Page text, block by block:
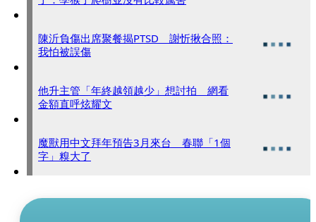
陳沂負傷出席聚餐揭PTSD 謝忻揪合照：
我怕被誤傷
他升主管「年終越領越少」想討拍 網看
金額直呼炫耀文
魔獸用中文拜年預告3月來台 春聯「1個
字」糗大了